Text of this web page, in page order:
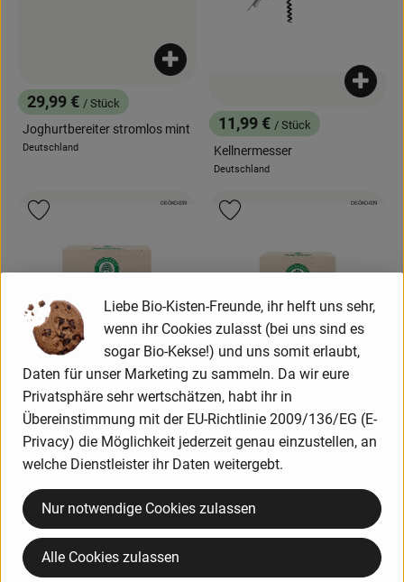
, Preis:
29,99 € / Stück
Joghurtbereiter stromlos mint
, Herkunft:
Deutschland
Produkt zum Warenkorb hinzufügen
, Preis:
11,99 € / Stück
Kellnermesser
, Herkunft:
Deutschland
, Preis:
Papier Kaffeefilter Größe 4
(100 Stück)
, Herkunft:
Deutschland , Referenzpreis:
Produkt zum Warenkorb hinzufügen
, Verband:
, Kontrollstelle:
DE-ÖKO-039
3,29 €
Papier Teefilter Größe 4 (100
Deutschland, Referenzpreis:
0,03 €/ Stück
, Verband:
, Kontrollstelle:
DE-ÖKO-039
Liebe Bio-Kisten-Freunde, ihr helft uns sehr,
wenn ihr Cookies zulasst (bei uns sind es
sogar Bio-Kekse!) und uns somit erlaubt,
Daten für unser Marketing zu sammeln. Da wir eure
Privatsphäre sehr wertschätzen, habt ihr in
Übereinstimmung mit der EU-Richtlinie 2009/136/EG (E-
Privacy) die Möglichkeit jederzeit genau einzustellen, an
welche Dienstleister ihr Daten weitergebt.
Nur notwendige Cookies zulassen
Alle Cookies zulassen